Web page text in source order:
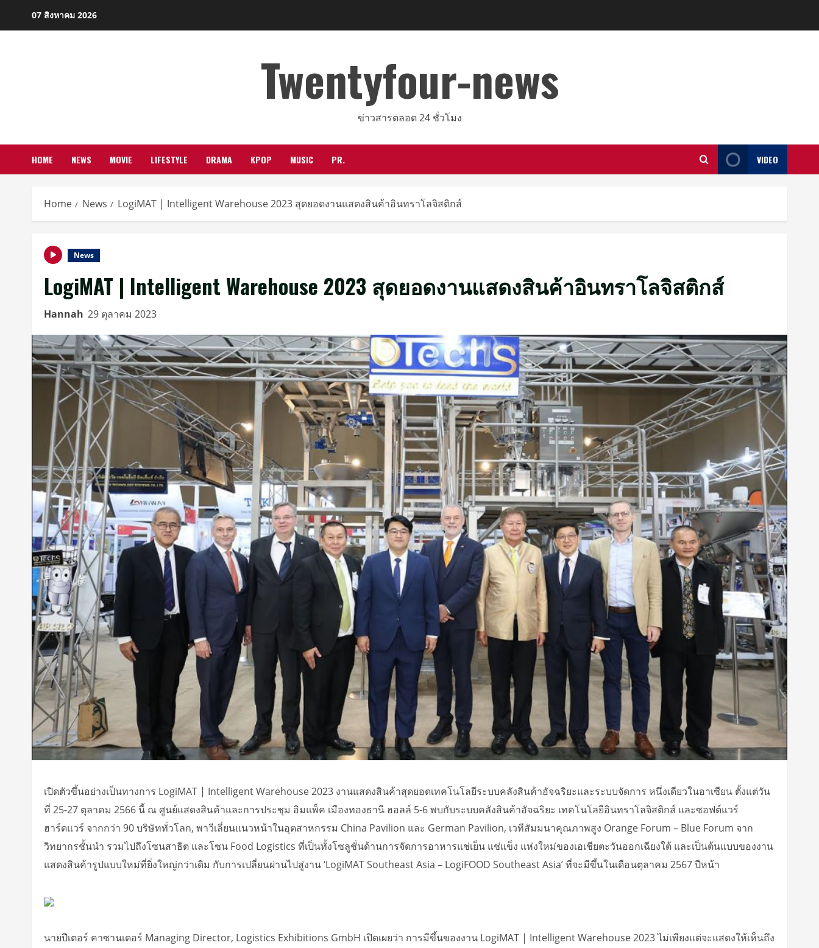
07 สิงหาคม 2026
Twentyfour-news
ข่าวสารตลอด 24 ชั่วโมง
HOME NEWS MOVIE LIFESTYLE DRAMA KPOP MUSIC PR. VIDEO
Home News LogiMAT | Intelligent Warehouse 2023 สุดยอดงานแสดงสินค้าอินทราโลจิสติกส์
News
LogiMAT | Intelligent Warehouse 2023 สุดยอดงานแสดงสินค้าอินทราโลจิสติกส์
Hannah 29 ตุลาคม 2023
เปิดตัวขึ้นอย่างเป็นทางการ LogiMAT | Intelligent Warehouse 2023 งานแสดงสินค้าสุดยอดเทคโนโลยีระบบคลังสินค้าอัจฉริยะและระบบจัดการ หนึ่งเดียวในอาเซียน ตั้งแต่วัน
ที่ 25-27 ตุลาคม 2566 นี้ ณ ศูนย์แสดงสินค้าและการประชุม อิมแพ็ค เมืองทองธานี ฮอลล์ 5-6 พบกับระบบคลังสินค้าอัจฉริยะ เทคโนโลยีอินทราโลจิสติกส์ และซอฟต์แวร์
ฮาร์ดแวร์ จากกว่า 90 บริษัททั่วโลก, พาวีเลี่ยนแนวหน้าในอุตสาหกรรม China Pavilion และ German Pavilion, เวทีสัมมนาคุณภาพสูง Orange Forum – Blue Forum จาก
วิทยากรชั้นนำ รวมไปถึงโซนสาธิต และโซน Food Logistics ที่เป็นทั้งโซลูชั่นด้านการจัดการอาหารแช่เย็น แช่แข็ง แห่งใหม่ของเอเชียตะวันออกเฉียงใต้ และเป็นต้นแบบของงาน
แสดงสินค้ารูปแบบใหม่ที่ยิ่งใหญ่กว่าเดิม กับการเปลี่ยนผ่านไปสู่งาน ‘LogiMAT Southeast Asia – LogiFOOD Southeast Asia’ ที่จะมีขึ้นในเดือนตุลาคม 2567 ปีหน้า
นายปีเตอร์ คาซานเดอร์ Managing Director, Logistics Exhibitions GmbH เปิดเผยว่า การมีขึ้นของงาน LogiMAT | Intelligent Warehouse 2023 ไม่เพียงแต่จะแสดงให้เห็นถึง